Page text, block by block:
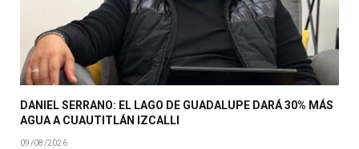
DANIEL SERRANO: EL LAGO DE GUADALUPE DARÁ 30% MÁS
AGUA A CUAUTITLÁN IZCALLI
09/08/2026